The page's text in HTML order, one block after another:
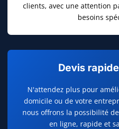
clients, avec une attention
besoins
Devis
N'attendez plus pour
domicile ou de votre
nous offrons la possibilité
en ligne, rapide et